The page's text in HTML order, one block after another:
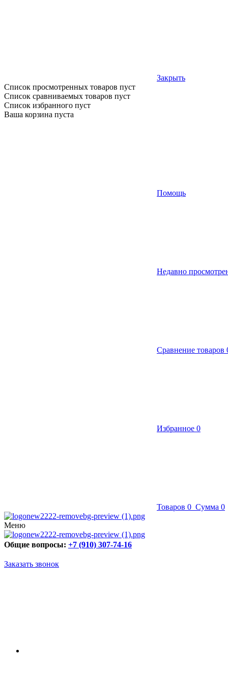
Закрыть
Список просмотренных товаров пуст
Список сравниваемых товаров пуст
Список избранного пуст
Ваша корзина пуста
Помощь
Недавно
Сравнение товаров
Избранное 0
Товаров 0 Сумма 0
Меню
Общие вопросы: +7 (910) 307-74-16
Заказать звонок